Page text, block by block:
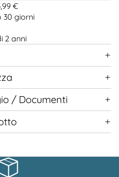
€
30 giorni
2 anni
/ Documenti